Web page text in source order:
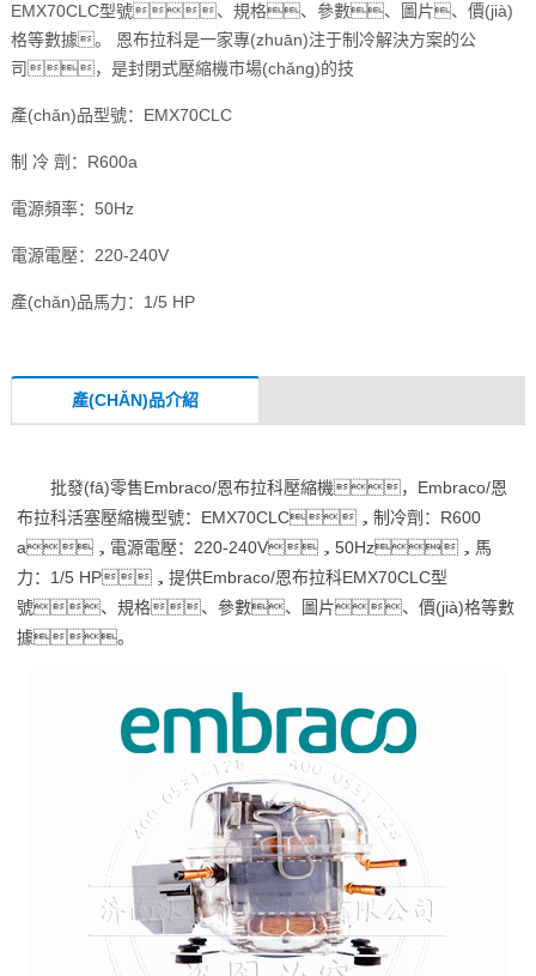
EMX70CLC型號、規格、參數、圖片、價(jià)
格等數據。 恩布拉科是一家專(zhuān)注于制冷解決方案的公
司，是封閉式壓縮機市場(chǎng)的技
產(chǎn)品型號：EMX70CLC
制 冷 劑：R600a
電源頻率：50Hz
電源電壓：220-240V
產(chǎn)品馬力：1/5 HP
產(CHǍN)品介紹
批發(fā)零售Embraco/恩布拉科壓縮機，Embraco/恩
布拉科活塞壓縮機型號：EMX70CLC，制冷劑：R600
a，電源電壓：220-240V，50Hz，馬
力：1/5 HP，提供Embraco/恩布拉科EMX70CLC型
號、規格、參數、圖片、價(jià)格等數
據。